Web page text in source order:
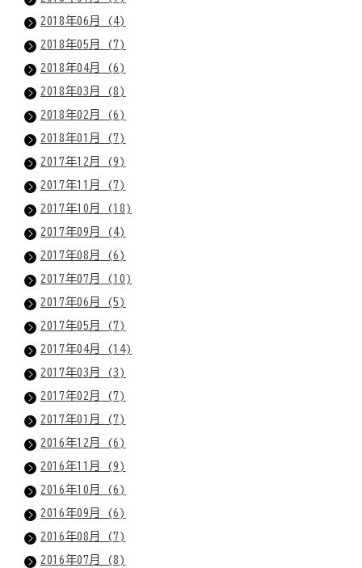
2018年06月 (4)
2018年05月 (7)
2018年04月 (6)
2018年03月 (8)
2018年02月 (6)
2018年01月 (7)
2017年12月 (9)
2017年11月 (7)
2017年10月 (18)
2017年09月 (4)
2017年08月 (6)
2017年07月 (10)
2017年06月 (5)
2017年05月 (7)
2017年04月 (14)
2017年03月 (3)
2017年02月 (7)
2017年01月 (7)
2016年12月 (6)
2016年11月 (9)
2016年10月 (6)
2016年09月 (6)
2016年08月 (7)
2016年07月 (8)